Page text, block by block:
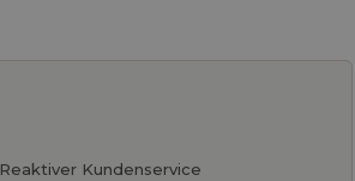
Reaktiver Kundenservice